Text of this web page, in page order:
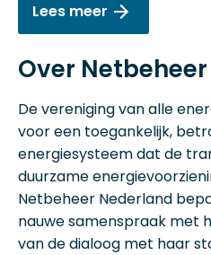
Lees meer
Over
De vereniging van alle
voor een toegankelijk,
energiesysteem dat de
duurzame
Netbeheer Nederland
nauwe samenspraak met
van de dialoog met haar